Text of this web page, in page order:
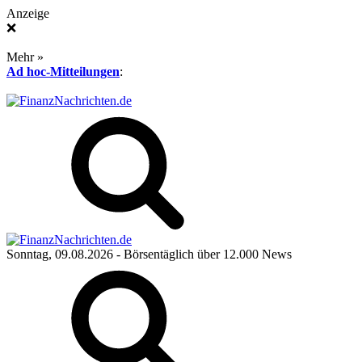
Anzeige
❌
Mehr »
Ad hoc-Mitteilungen:
Sonntag, 09.08.2026 - Börsentäglich über 12.000 News